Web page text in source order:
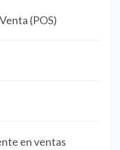
(POS)
en ventas